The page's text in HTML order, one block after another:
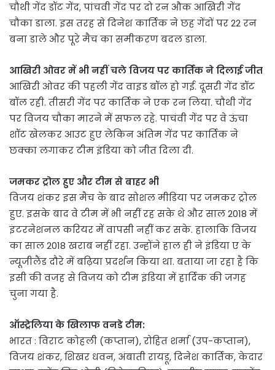
चौथी गेंद डॉट गेंद, पांचवी गेंद पर दो रन औक आखिरी गेंद
चौका डाला. इस तरह से दिनेश कार्तिक ने छह गेंदों पर 22 रन
बना डाले और पूरे मैच का समीकरण बदल डाला.
आखिरी ओवर में भी नहीं चले विजय पर कार्तिक ने दिलाई जीत
आखिरी ओवर की पहली गेंद वाइड बॉल हो गई. दूसरी गेंद डॉट
बॉल रही. तीसरी गेंद पर कार्तिक ने एक रन लिया. चौथी गेंद
पर विजय चौका मारने में सफल रहे. पाचंवी गेंद पर वे ऊंचा
शॉट खेलकर आउट हुए लेकिन अंतिम गेंद पर कार्तिक ने
छक्का लगाकर टीम इंडिया को जीत दिला दी.
जमकर ट्रोल हुए और टीम से बाहर भी
विजय शंकर इस मैच के बाद सोशल मीडिया पर जमकर ट्रोल
हुए. इसके बाद वे टीम में भी नहीं रह सके थे और साल 2018 में
इंटरनेशनल करियर में वापसी नहीं कर सके. हालाकि विजय
का साल 2018 खराब नहीं रहा. उन्होंने हाल ही ने इंडिया ए के
न्यूजीलैंड दौरे में बढ़िया प्रदर्शन किया था. बताया जा रहा है कि
इसी की वजह से विजय को टीम इंडिया में हार्दिक की जगह
चुना गया है.
ऑस्ट्रेलिया के खिलाफ वनडे टीम:
भारत : विराट कोहली (कप्तान), रोहित शर्मा (उप-कप्तान),
विजय शंकर, शिखर धवन, अंबाती रायडू, दिनेश कार्तिक, केदार